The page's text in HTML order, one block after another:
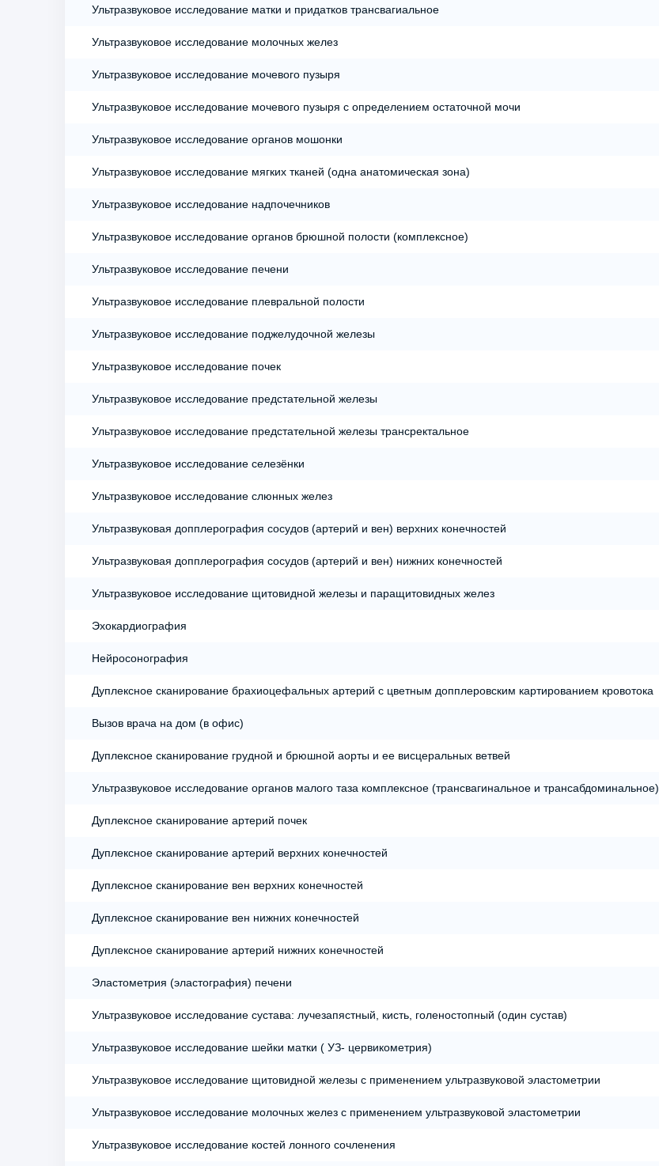
Ультразвуковое исследование матки и придатков трансвагиальное
Ультразвуковое исследование молочных желез
Ультразвуковое исследование мочевого пузыря
Ультразвуковое исследование мочевого пузыря с определением остаточной мочи
Ультразвуковое исследование органов мошонки
Ультразвуковое исследование мягких тканей (одна анатомическая зона)
Ультразвуковое исследование надпочечников
Ультразвуковое исследование органов брюшной полости (комплексное)
Ультразвуковое исследование печени
Ультразвуковое исследование плевральной полости
Ультразвуковое исследование поджелудочной железы
Ультразвуковое исследование почек
Ультразвуковое исследование предстательной железы
Ультразвуковое исследование предстательной железы трансректальное
Ультразвуковое исследование селезёнки
Ультразвуковое исследование слюнных желез
Ультразвуковая допплерография сосудов (артерий и вен) верхних конечностей
Ультразвуковая допплерография сосудов (артерий и вен) нижних конечностей
Ультразвуковое исследование щитовидной железы и паращитовидных желез
Эхокардиография
Нейросонография
Дуплексное сканирование брахиоцефальных артерий с цветным допплеровским картированием кровотока
Вызов врача на дом (в офис)
Дуплексное сканирование грудной и брюшной аорты и ее висцеральных ветвей
Ультразвуковое исследование органов малого таза комплексное (трансвагинальное и трансабдоминальное)
Дуплексное сканирование артерий почек
Дуплексное сканирование артерий верхних конечностей
Дуплексное сканирование вен верхних конечностей
Дуплексное сканирование вен нижних конечностей
Дуплексное сканирование артерий нижних конечностей
Эластометрия (эластография) печени
Ультразвуковое исследование сустава: лучезапястный, кисть, голеностопный (один сустав)
Ультразвуковое исследование шейки матки ( УЗ- цервикометрия)
Ультразвуковое исследование щитовидной железы с применением ультразвуковой эластометрии
Ультразвуковое исследование молочных желез с применением ультразвуковой эластометрии
Ультразвуковое исследование костей лонного сочленения